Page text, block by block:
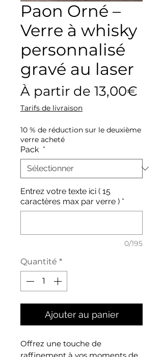
Paon Orné –
Verre à whisky
personnalisé
gravé au laser
À partir de 13,00€
Tarifs de livraison
10 % de réduction sur le deuxième
verre acheté
Pack *
Entrez votre texte ici ( 15
caractères max par verre ) *
0/195
Quantité *
Ajouter au panier
Offrez une touche de
raffinement à vos moments de